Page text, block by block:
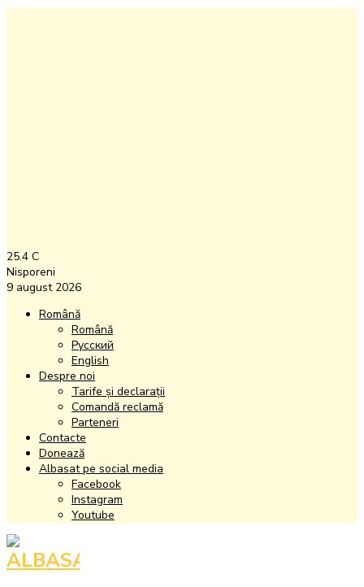
25.4 C
Nisporeni
9 august 2026
Română
Română
Русский
English
Despre noi
Tarife și declarații
Comandă reclamă
Parteneri
Contacte
Donează
Albasat pe social media
Facebook
Instagram
Youtube
Facebook
Instagram
Youtube